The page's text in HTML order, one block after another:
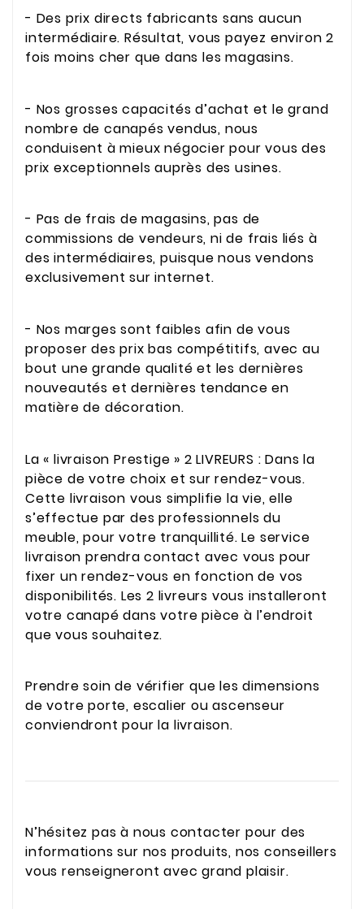
- Des prix directs fabricants sans aucun
intermédiaire. Résultat, vous payez environ 2
fois moins cher que dans les magasins.
- Nos grosses capacités d’achat et le grand
nombre de canapés vendus, nous
conduisent à mieux négocier pour vous des
prix exceptionnels auprès des usines.
- Pas de frais de magasins, pas de
commissions de vendeurs, ni de frais liés à
des intermédiaires, puisque nous vendons
exclusivement sur internet.
- Nos marges sont faibles afin de vous
proposer des prix bas compétitifs, avec au
bout une grande qualité et les dernières
nouveautés et dernières tendance en
matière de décoration.
La « livraison Prestige » 2 LIVREURS : Dans la
pièce de votre choix et sur rendez-vous.
Cette livraison vous simplifie la vie, elle
s’effectue par des professionnels du
meuble, pour votre tranquillité. Le service
livraison prendra contact avec vous pour
fixer un rendez-vous en fonction de vos
disponibilités. Les 2 livreurs vous installeront
votre canapé dans votre pièce à l’endroit
que vous souhaitez.
Prendre soin de vérifier que les dimensions
de votre porte, escalier ou ascenseur
conviendront pour la livraison.
N’hésitez pas à nous contacter pour des
informations sur nos produits, nos conseillers
vous renseigneront avec grand plaisir.